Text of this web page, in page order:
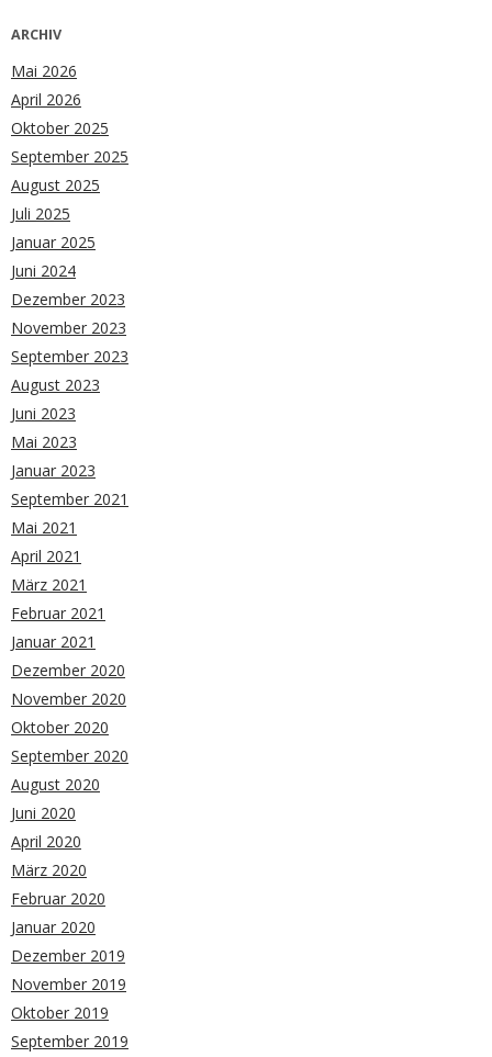
ARCHIV
Mai 2026
April 2026
Oktober 2025
September 2025
August 2025
Juli 2025
Januar 2025
Juni 2024
Dezember 2023
November 2023
September 2023
August 2023
Juni 2023
Mai 2023
Januar 2023
September 2021
Mai 2021
April 2021
März 2021
Februar 2021
Januar 2021
Dezember 2020
November 2020
Oktober 2020
September 2020
August 2020
Juni 2020
April 2020
März 2020
Februar 2020
Januar 2020
Dezember 2019
November 2019
Oktober 2019
September 2019